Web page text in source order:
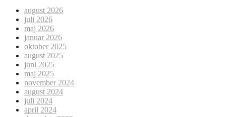
august 2026
juli 2026
maj 2026
januar 2026
oktober 2025
august 2025
juni 2025
maj 2025
november 2024
august 2024
juli 2024
april 2024